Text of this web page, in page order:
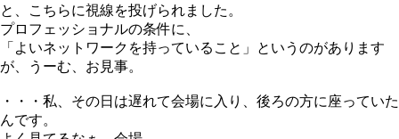
と、こちらに視線を投げられました。
プロフェッショナルの条件に、
「よいネットワークを持っていること」というのがあります
が、うーむ、お見事。
・・・私、その日は遅れて会場に入り、後ろの方に座っていた
んです。